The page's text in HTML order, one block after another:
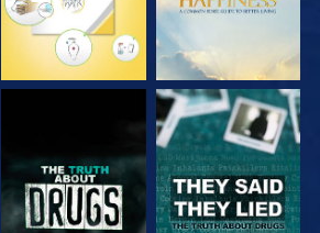
ΠΑΡΑΚΟΛΟΥΘΗΣΤΕ ΠΑΡΑΚΟΛΟΥΘΗΣΤΕ